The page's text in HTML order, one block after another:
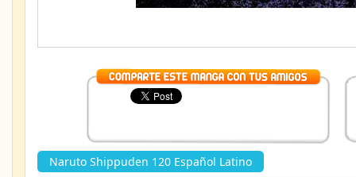
Naruto Shippuden 120 Español Latino